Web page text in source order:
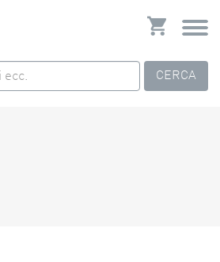
CERCA